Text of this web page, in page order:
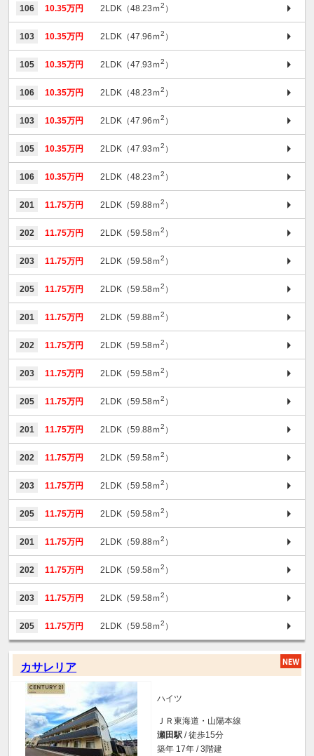
106 10.35万円 2LDK（48.23ｍ2 ）
103 10.35万円 2LDK（47.96ｍ2 ）
105 10.35万円 2LDK（47.93ｍ2 ）
106 10.35万円 2LDK（48.23ｍ2 ）
103 10.35万円 2LDK（47.96ｍ2 ）
105 10.35万円 2LDK（47.93ｍ2 ）
106 10.35万円 2LDK（48.23ｍ2 ）
201 11.75万円 2LDK（59.88ｍ2 ）
202 11.75万円 2LDK（59.58ｍ2 ）
203 11.75万円 2LDK（59.58ｍ2 ）
205 11.75万円 2LDK（59.58ｍ2 ）
201 11.75万円 2LDK（59.88ｍ2 ）
202 11.75万円 2LDK（59.58ｍ2 ）
203 11.75万円 2LDK（59.58ｍ2 ）
205 11.75万円 2LDK（59.58ｍ2 ）
201 11.75万円 2LDK（59.88ｍ2 ）
202 11.75万円 2LDK（59.58ｍ2 ）
203 11.75万円 2LDK（59.58ｍ2 ）
205 11.75万円 2LDK（59.58ｍ2 ）
201 11.75万円 2LDK（59.88ｍ2 ）
202 11.75万円 2LDK（59.58ｍ2 ）
203 11.75万円 2LDK（59.58ｍ2 ）
205 11.75万円 2LDK（59.58ｍ2 ）
カサレリア
ハイツ
ＪＲ東海道・山陽本線
瀬田駅 / 徒歩15分
築年 17年 / 3階建